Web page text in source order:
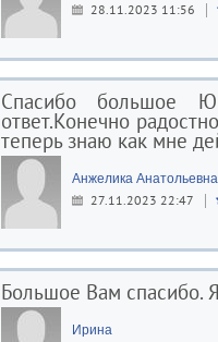
28.11.2023 11:56
Спасибо большое
ответ.Конечно
теперь знаю как мне
Анжелика Анатольевна
27.11.2023 22:47
Большое Вам спасибо.
Ирина